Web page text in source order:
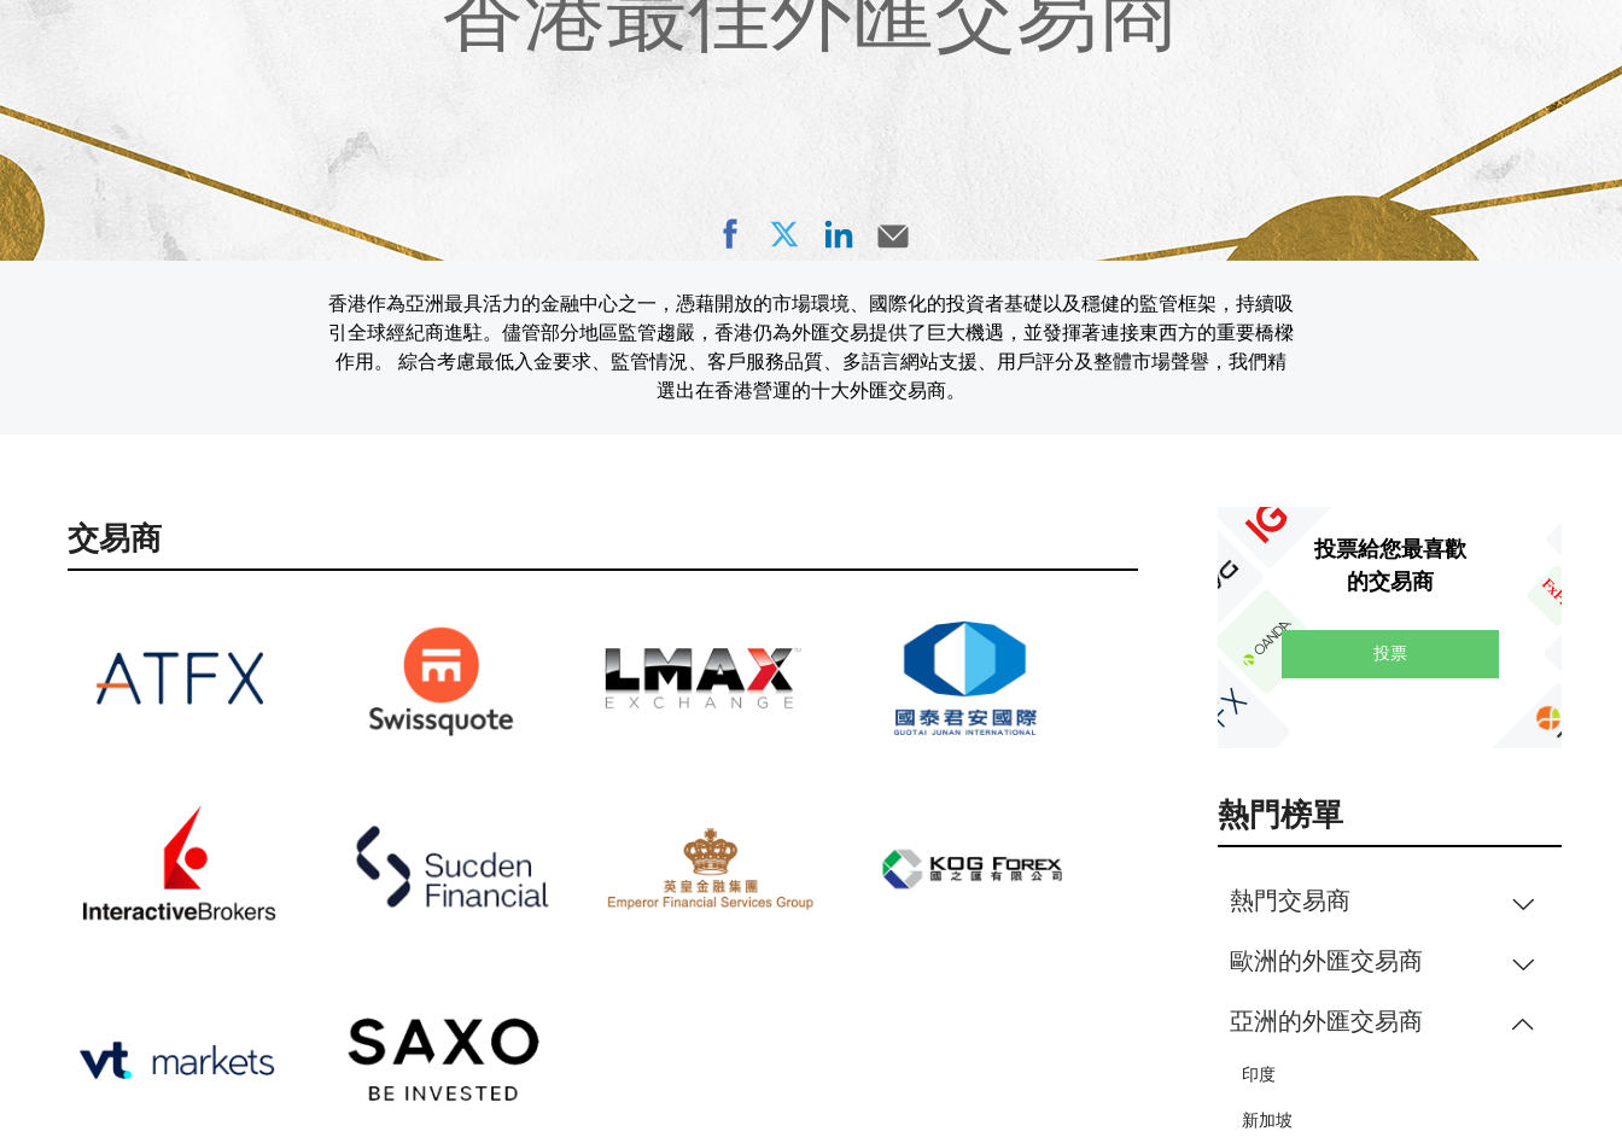
香港作為亞洲最具活力的金融中心之一，憑藉開放的市場環境、國際化的投資者基礎以及穩健的監管框架，持續吸
引全球經紀商進駐。儘管部分地區監管趨嚴，香港仍為外匯交易提供了巨大機遇，並發揮著連接東西方的重要橋樑
作用。 綜合考慮最低入金要求、監管情況、客戶服務品質、多語言網站支援、用戶評分及整體市場聲譽，我們精
選出在香港營運的十大外匯交易商。
交易商
投票給您最喜歡
的交易商
投票
熱門榜單
熱門交易商
歐洲的外匯交易商
亞洲的外匯交易商
印度
新加坡